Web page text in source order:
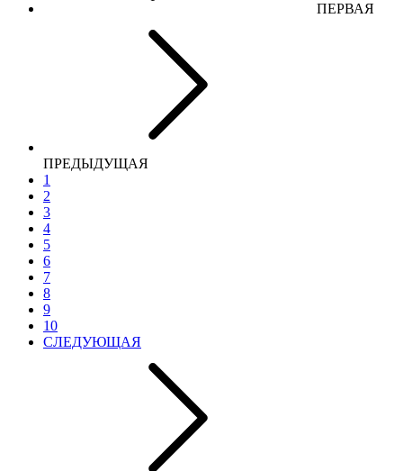
ПЕРВАЯ
ПРЕДЫДУЩАЯ
1
2
3
4
5
6
7
8
9
10
СЛЕДУЮЩАЯ